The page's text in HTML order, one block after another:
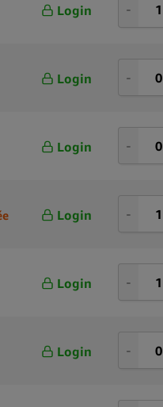
Login
Login
Login
Login
Login
Login